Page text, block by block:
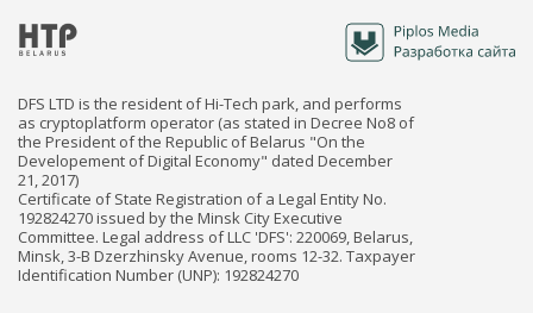
DFS LTD is the resident of Hi-Tech park, and performs
as cryptoplatform operator (as stated in Decree No8 of
the President of the Republic of Belarus "On the
Developement of Digital Economy" dated December
21, 2017)
Certificate of State Registration of a Legal Entity No.
192824270 issued by the Minsk City Executive
Committee. Legal address of LLC 'DFS': 220069, Belarus,
Minsk, 3-B Dzerzhinsky Avenue, rooms 12-32. Taxpayer
Identification Number (UNP): 192824270